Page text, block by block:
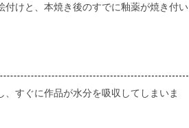
けと、本焼き後のすでに釉薬が焼き付い
すぐに作品が水分を吸収してしまいま